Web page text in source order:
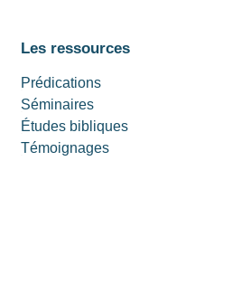
Les ressources
Prédications
Séminaires
Études bibliques
Témoignages